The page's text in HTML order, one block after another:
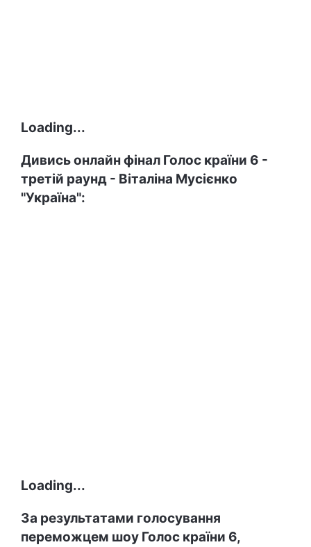
Loading...
Дивись онлайн фінал Голос країни 6 -
третій раунд - Віталіна Мусієнко
"Україна":
Loading...
За результатами голосування
переможцем шоу Голос країни 6,